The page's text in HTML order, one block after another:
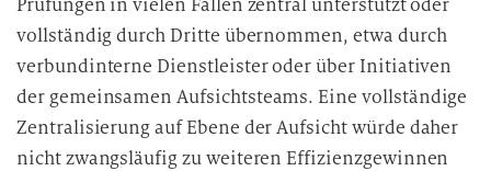
Prüfungen in vielen Fällen zentral unterstützt oder
vollständig durch Dritte übernommen, etwa durch
verbundinterne Dienstleister oder über Initiativen
der gemeinsamen Aufsichtsteams. Eine vollständige
Zentralisierung auf Ebene der Aufsicht würde daher
nicht zwangsläufig zu weiteren Effizienzgewinnen